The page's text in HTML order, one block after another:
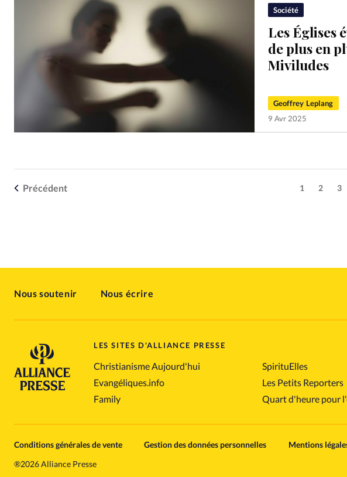
Société
Les Églises
de plus en
Miviludes
Geoffrey Leplang
9 Avr 2025
Précédent 1 2 3
Nous soutenir Nous écrire
LES SITES D'ALLIANCE PRESSE
Christianisme Aujourd'hui
Evangéliques.info
Family
SpirituElles
Les Petits Reporters
Quart d'heure pour
Conditions générales de vente Gestion des données personnelles Mentions
®2026 Alliance Presse